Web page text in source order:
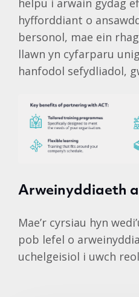
helpu i arwain gydag
hyfforddiant o
bersonol, mae ein
llawn yn cyfarparu
hanfodol sefydliadol,
Arweinyddiaeth
Mae’r cyrsiau hyn
pob lefel o
uchelgeisiol i uwch